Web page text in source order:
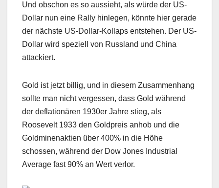
Und obschon es so aussieht, als würde der US-
Dollar nun eine Rally hinlegen, könnte hier gerade
der nächste US-Dollar-Kollaps entstehen. Der US-
Dollar wird speziell von Russland und China
attackiert.
Gold ist jetzt billig, und in diesem Zusammenhang
sollte man nicht vergessen, dass Gold während
der deflationären 1930er Jahre stieg, als
Roosevelt 1933 den Goldpreis anhob und die
Goldminenaktien über 400% in die Höhe
schossen, während der Dow Jones Industrial
Average fast 90% an Wert verlor.